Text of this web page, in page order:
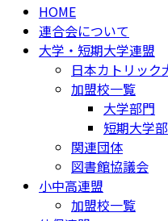
HOME
連合会について
大学・短期大学連盟
日本カトリック
加盟校一覧
大学部門
短期大学
関連団体
図書館協議会
小中高連盟
加盟校一覧